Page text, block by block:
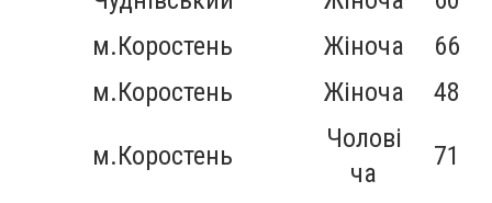
м.Коростень
Жіноча
66
м.Коростень
Жіноча 48
м.Коростень
Чолові
ча
71